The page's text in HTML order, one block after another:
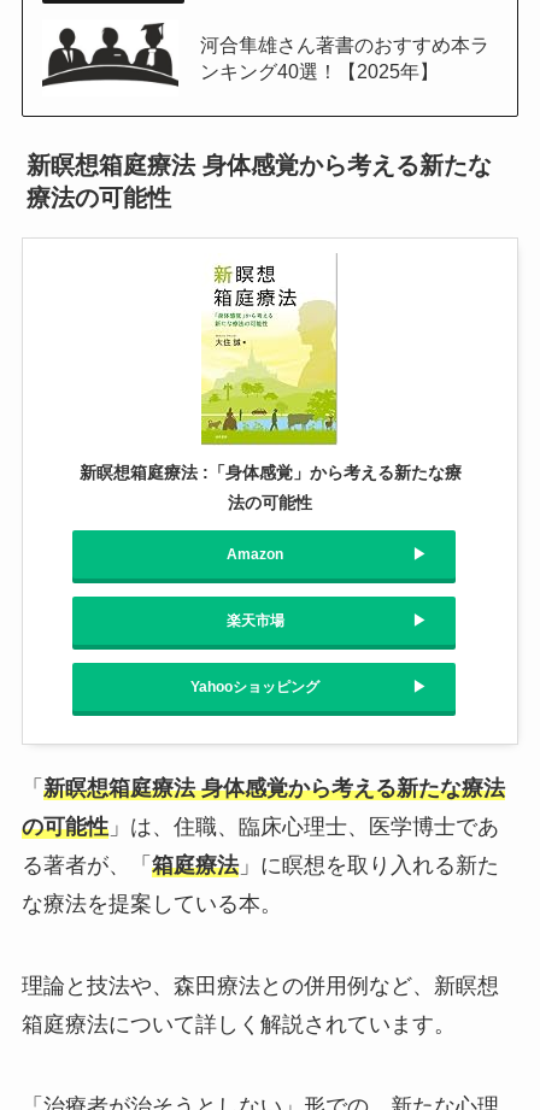
河合隼雄さん著書のおすすめ本ラ
ンキング40選！【2025年】
新瞑想箱庭療法 身体感覚から考える新たな
療法の可能性
新瞑想箱庭療法 :「身体感覚」から考える新たな療
法の可能性
Amazon
楽天市場
Yahooショッピング
「 新瞑想箱庭療法 身体感覚から考える新たな療法
の可能性」は、住職、臨床心理士、医学博士であ
る著者が、「 箱庭療法」に瞑想を取り入れる新た
な療法を提案している本。
理論と技法や、森田療法との併用例など、新瞑想
箱庭療法について詳しく解説されています。